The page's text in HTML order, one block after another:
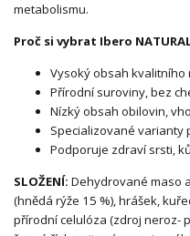
metabolismu.
Proč si vybrat Ibero
Vysoký obsah kvalitního
Přírodní suroviny, bez
Nízký obsah obilovin,
Specializované varianty
Podporuje zdraví srsti,
SLOŽENÍ: Dehydrované maso
(hnědá rýže 15 %), hrášek,
přírodní celulóza (zdroj neroz-